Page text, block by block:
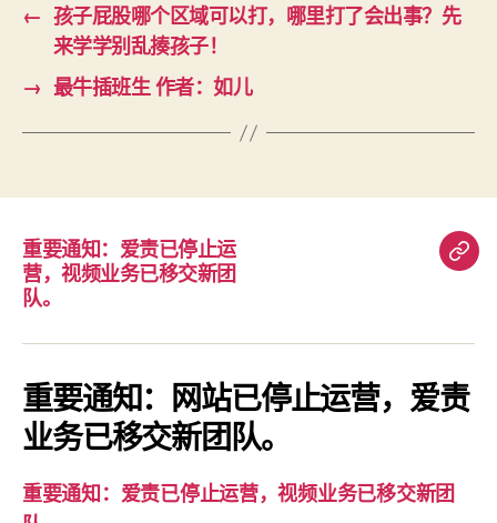
← 孩子屁股哪个区域可以打，哪里打了会出事？先
来学学别乱揍孩子！
→ 最牛插班生 作者：如儿
重要通知：爱责已停止运
营，视频业务已移交新团
队。
重
知：
爱
责
重要通知：网站已停止运营，爱责
业务已移交新团队。
重要通知：爱责已停止运营，视频业务已移交新团